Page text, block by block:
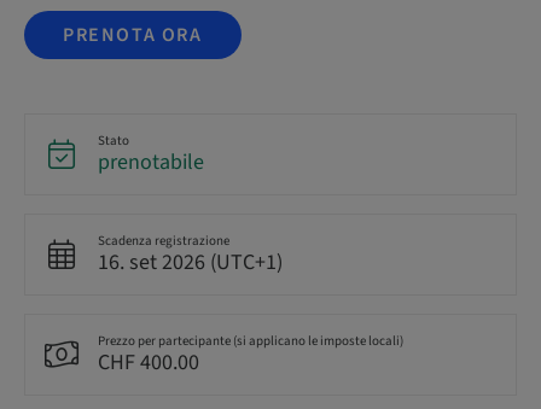
PRENOTA ORA
Stato
prenotabile
Scadenza registrazione
16. set 2026 (UTC+1)
Prezzo per partecipante (si applicano le imposte locali)
CHF 400.00